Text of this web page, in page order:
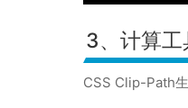
3、计算工
CSS Clip-Path生